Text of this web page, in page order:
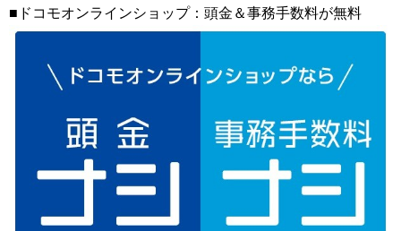
■ドコモオンラインショップ：頭金＆事務手数料が無料